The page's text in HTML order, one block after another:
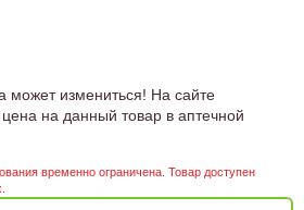
может измениться! На сайте
на данный товар в аптечной
временно ограничена. Товар доступен